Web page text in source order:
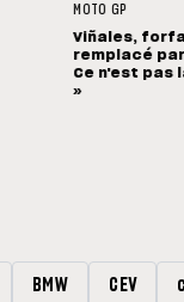
MOTO GP
Viñales,
remplacé
Ce n'est pas
»
BMW CEV